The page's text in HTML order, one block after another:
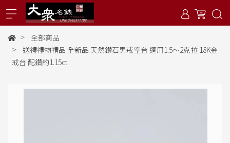
全部商品
送禮禮物禮品 全新品 天然鑽石男戒空台 適用1.5～2克拉 18K金
戒台 配鑽約1.15ct